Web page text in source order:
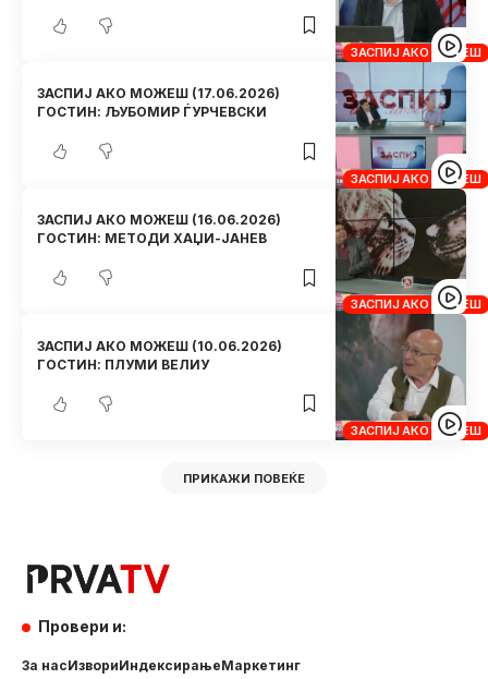
ЗАСПИЈ АКО МОЖЕШ
ЗАСПИЈ АКО МОЖЕШ
ЗАСПИЈ АКО МОЖЕШ (17.06.2026)
ГОСТИН: ЉУБОМИР ЃУРЧЕВСКИ
ЗАСПИЈ АКО МОЖЕШ
ЗАСПИЈ АКО МОЖЕШ (16.06.2026)
ГОСТИН: МЕТОДИ ХАЏИ-ЈАНЕВ
ЗАСПИЈ АКО МОЖЕШ
ЗАСПИЈ АКО МОЖЕШ (10.06.2026)
ГОСТИН: ПЛУМИ ВЕЛИУ
ПРИКАЖИ ПОВЕЌЕ
Провери и:
За насИзвориИндексирањеМаркетинг